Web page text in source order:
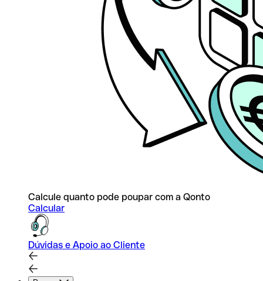
Calcule quanto pode poupar com a Qonto
Calcular
Dúvidas e Apoio ao Cliente